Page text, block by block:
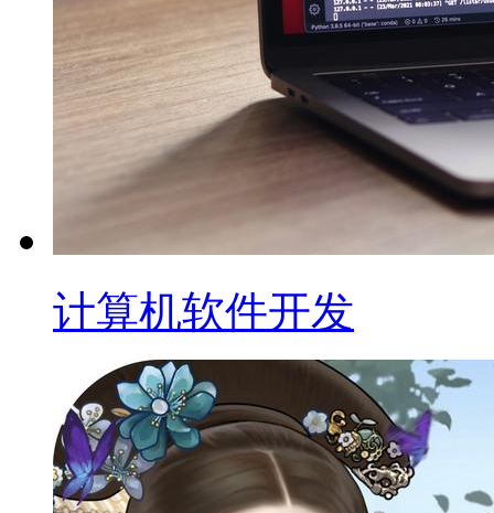
计算机软件开发